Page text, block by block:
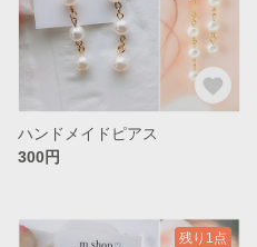
ハンドメイドピアス
300円
残り1点